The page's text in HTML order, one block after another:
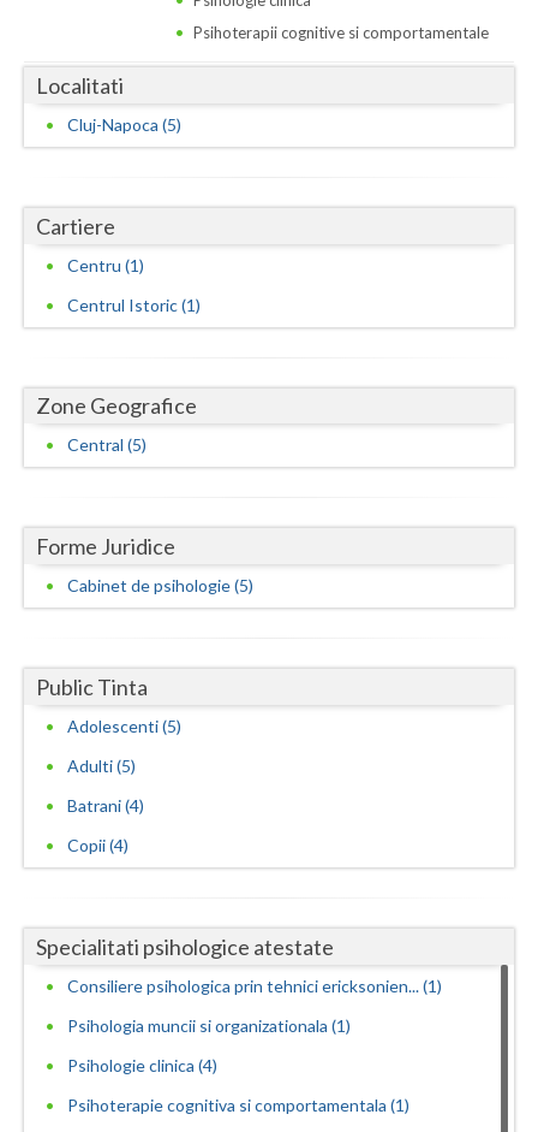
Vrancea
Psihoterapii cognitive si comportamentale
Localitati
Cluj-Napoca (5)
Cartiere
Centru (1)
Centrul Istoric (1)
Zone Geografice
Central (5)
Forme Juridice
Cabinet de psihologie (5)
Public Tinta
Adolescenti (5)
Adulti (5)
Batrani (4)
Copii (4)
Specialitati psihologice atestate
Consiliere psihologica prin tehnici ericksonien... (1)
Psihologia muncii si organizationala (1)
Psihologie clinica (4)
Psihoterapie cognitiva si comportamentala (1)